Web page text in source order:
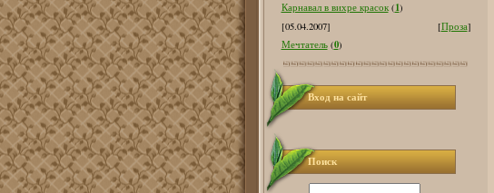
Карнавал в вихре красок (1)
[05.04.2007]
[Проза]
Мечтатель (0)
Вход на сайт
Поиск